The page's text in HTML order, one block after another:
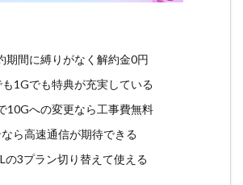
期間に縛りがなく解約金0円
1Gでも特典が充実している
10Gへの変更なら工事費無料
ら高速通信が期待できる
の3プラン切り替えて使える